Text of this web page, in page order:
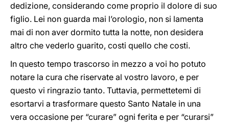
dedizione, considerando come proprio il dolore di suo
figlio. Lei non guarda mai l’orologio, non si lamenta
mai di non aver dormito tutta la notte, non desidera
altro che vederlo guarito, costi quello che costi.
In questo tempo trascorso in mezzo a voi ho potuto
notare la cura che riservate al vostro lavoro, e per
questo vi ringrazio tanto. Tuttavia, permettetemi di
esortarvi a trasformare questo Santo Natale in una
vera occasione per “curare” ogni ferita e per “curarsi”